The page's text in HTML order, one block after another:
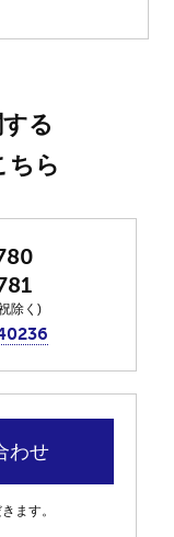
る
ちら
除く)
わせ
ます。